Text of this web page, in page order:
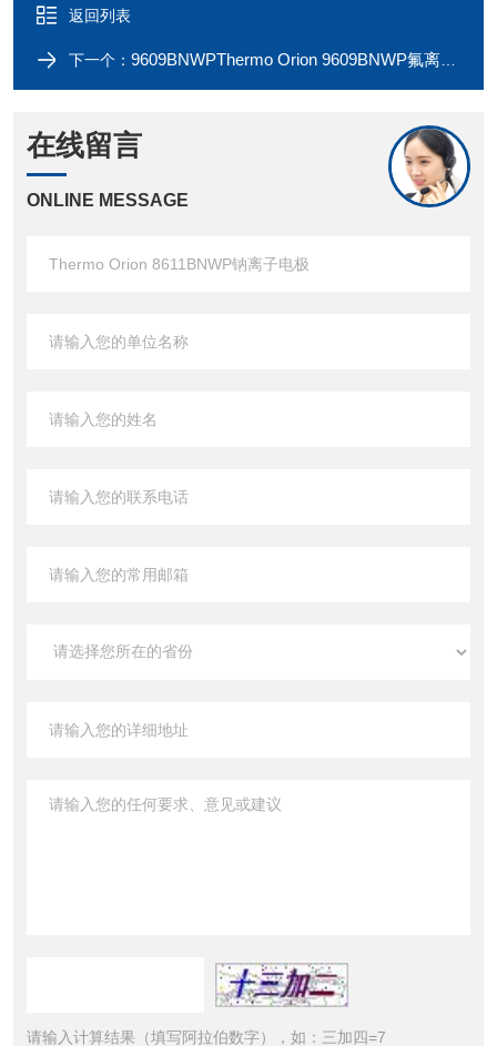
返回列表
下一个： 9609BNWPThermo Orion 9609BNWP氟离子电极
在线留言
ONLINE MESSAGE
请输入计算结果（填写阿拉伯数字），如：三加四=7